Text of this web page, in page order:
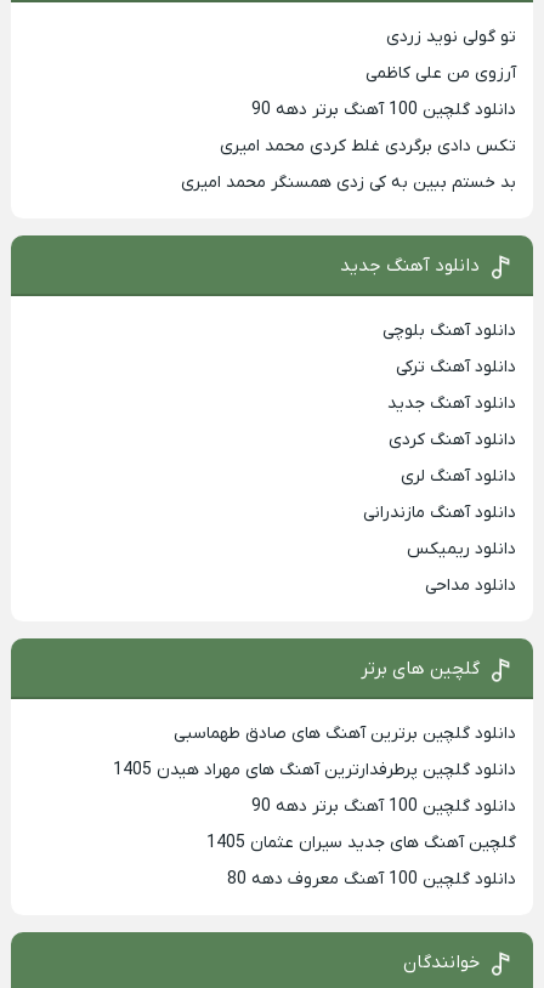
تو گولی نوید زردی
آرزوی من علی کاظمی
دانلود گلچین 100 آهنگ برتر دهه 90
تکس دادی برگردی غلط کردی محمد امیری
بد خستم ببین به کی زدی همسنگر محمد امیری
دانلود آهنگ جدید
دانلود آهنگ بلوچی
دانلود آهنگ ترکی
دانلود آهنگ جدید
دانلود آهنگ کردی
دانلود آهنگ لری
دانلود آهنگ مازندرانی
دانلود ریمیکس
دانلود مداحی
گلچین های برتر
دانلود گلچین برترین آهنگ های صادق طهماسبی
دانلود گلچین پرطرفدارترین آهنگ های مهراد هیدن 1405
دانلود گلچین 100 آهنگ برتر دهه 90
گلچین آهنگ های جدید سیران عثمان 1405
دانلود گلچین 100 آهنگ معروف دهه 80
خوانندگان